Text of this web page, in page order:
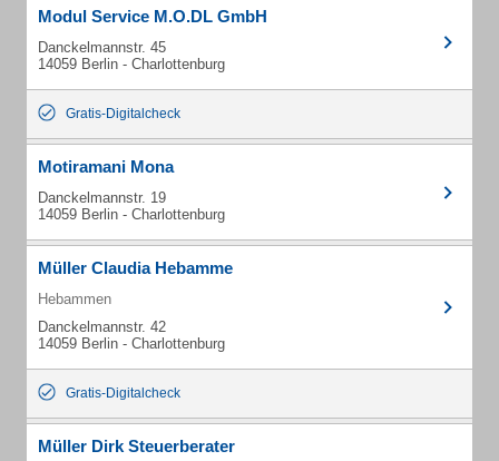
Modul Service M.O.DL GmbH
Danckelmannstr. 45
14059 Berlin - Charlottenburg
Gratis-Digitalcheck
Motiramani Mona
Danckelmannstr. 19
14059 Berlin - Charlottenburg
Müller Claudia Hebamme
Hebammen
Danckelmannstr. 42
14059 Berlin - Charlottenburg
Gratis-Digitalcheck
Müller Dirk Steuerberater